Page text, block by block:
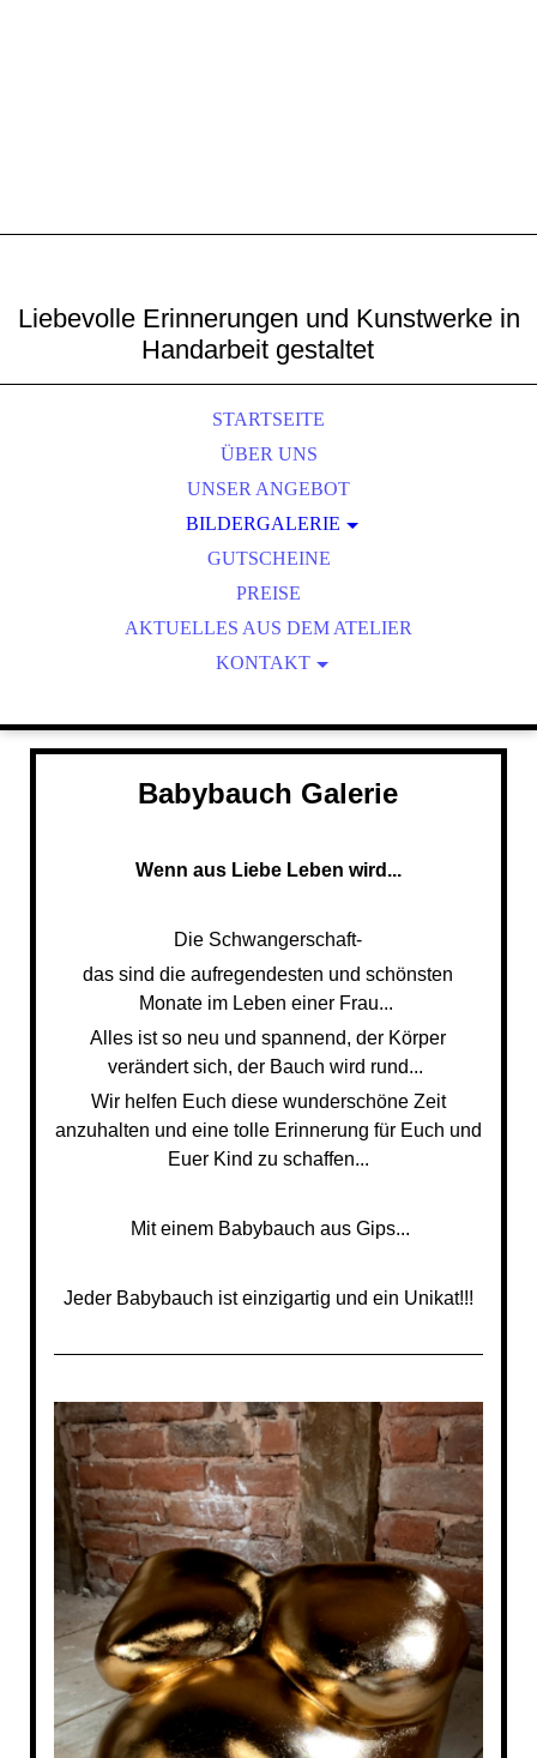
Liebevolle Erinnerungen und Kunstwerke in
Handarbeit gestaltet
STARTSEITE
ÜBER UNS
UNSER ANGEBOT
BILDERGALERIE
BABYBAUCHABFORMUNGEN
3D HÄNDCHEN & FÜSSCHEN
KÖRPERABFORMUNGEN
3D PFOTEN & 3D NASEN
GUTSCHEINE
PREISE
AKTUELLES AUS DEM ATELIER
KONTAKT
COOKIE-RICHTLINIE
Babybauch Galerie
Wenn aus Liebe Leben wird...
Die Schwangerschaft-
das sind die aufregendesten und schönsten
Monate im Leben einer Frau...
Alles ist so neu und spannend, der Körper
verändert sich, der Bauch wird rund...
Wir helfen Euch diese wunderschöne Zeit
anzuhalten und eine tolle Erinnerung für Euch und
Euer Kind zu schaffen...
Mit einem Babybauch aus Gips...
Jeder Babybauch ist einzigartig und ein Unikat!!!